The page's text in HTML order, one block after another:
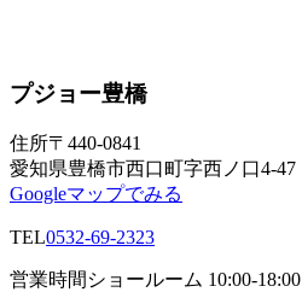
プジョー豊橋
住所〒440-0841
愛知県豊橋市西口町字西ノ口4-47
Googleマップでみる
TEL0532-69-2323
営業時間 ショールーム 10:00-18:00